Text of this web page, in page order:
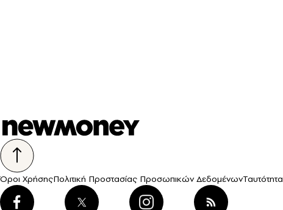
Όροι ΧρήσηςΠολιτική Προστασίας Προσωπικών ΔεδομένωνΤαυτότητα